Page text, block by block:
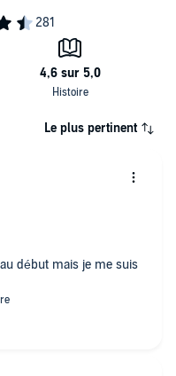
d'Univers Poche, Paris
Le plus pertinent
début mais je me suis